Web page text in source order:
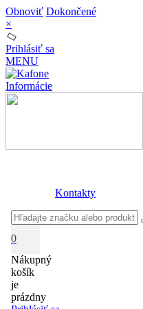
Obnoviť Dokončené
×
Prihlásiť sa
MENU
Informácie
Kontakty
0
Nákupný
košík
je
prázdny